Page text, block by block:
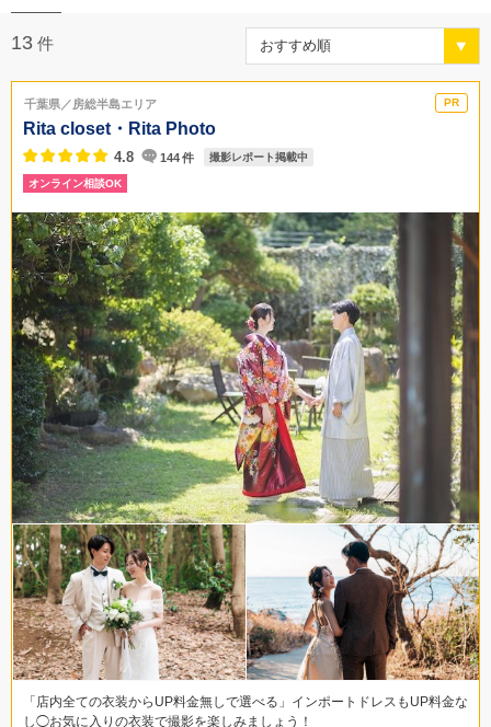
13 件
千葉県／房総半島エリア
Rita closet・Rita Photo
4.8 144件 撮影レポート掲載中
オンライン相談OK
「店内全ての衣装からUP料金無しで選べる」インポートドレスもUP料金な
し◯お気に入りの衣装で撮影を楽しみましょう！